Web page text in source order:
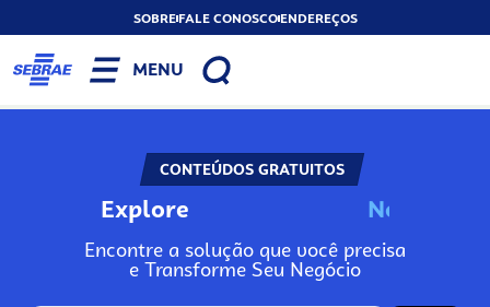
SOBREFALE CONOSCOENDEREÇOS
MENU
CONTEÚDOS GRATUITOS
Explore No
Encontre a solução que você precisa
e Transforme Seu Negócio